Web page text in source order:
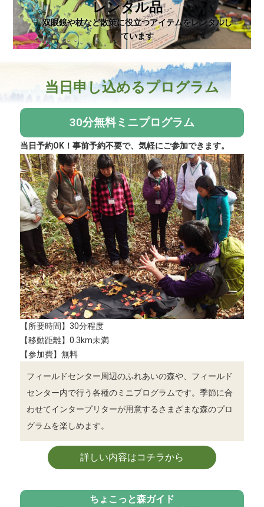
レンタル品
双眼鏡や杖など散策に役立つアイテムをレンタルし
ています
当日申し込めるプログラム
30分無料ミニプログラム
当日予約OK！事前予約不要で、気軽にご参加できます。
【所要時間】30分程度
【移動距離】0.3km未満
【参加費】無料
フィールドセンター周辺のふれあいの森や、フィールド
センター内で行う各種のミニプログラムです。季節に合
わせてインタープリターが用意するさまざまな森のプロ
グラムを楽しめます。
詳しい内容はコチラから
ちょこっと森ガイド